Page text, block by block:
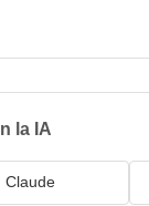
la IA
Claude